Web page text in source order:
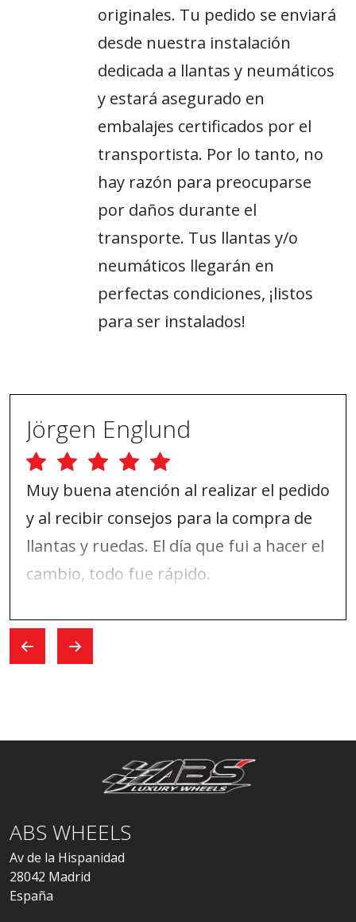
originales. Tu pedido se enviará
desde nuestra instalación
dedicada a llantas y neumáticos
y estará asegurado en
embalajes certificados por el
transportista. Por lo tanto, no
hay razón para preocuparse
por daños durante el
transporte. Tus llantas y/o
neumáticos llegarán en
perfectas condiciones, ¡listos
para ser instalados!
Jörgen Englund
Muy buena atención al realizar el pedido
y al recibir consejos para la compra de
llantas y ruedas. El día que fui a hacer el
cambio, todo fue rápido.
ABS WHEELS
Av de la Hispanidad
28042 Madrid
España